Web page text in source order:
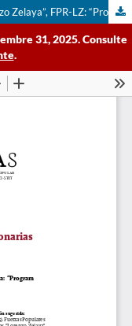
Fuerzas Populares Revolucionarias “Lorenzo Zelaya”, FPR-LZ: “Programa y Estrategia”
31, 2025. Consulte
.